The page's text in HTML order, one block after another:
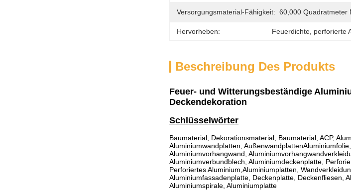
Versorgungsmaterial-Fähigkeit: 60,000 Quadratmeter
Hervorheben: Feuerdichte perforierte
Beschreibung Des Produkts
Feuer- und Witterungsbeständige
Deckendekoration
Schlüsselwörter
Baumaterial, Dekorationsmaterial, Baumaterial, ACP,
Aluminiumwandplatten,
Aluminiumvorhangwand,
Aluminiumverbundblech, Aluminiumdeckenplatte,
Perforiertes Aluminium,Aluminiumplatten,
Aluminiumfassadenplatte, Deckenplatte, Deckenfliesen,
Aluminiumspirale, Aluminiumplatte